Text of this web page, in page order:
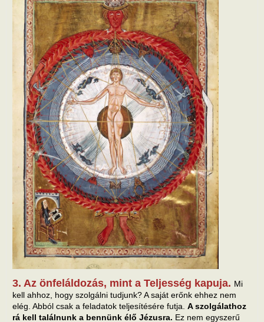
3. Az önfeláldozás, mint a Teljesség kapuja. Mi
kell ahhoz, hogy szolgálni tudjunk? A saját erőnk ehhez nem
elég. Abból csak a feladatok teljesítésére futja. A szolgálathoz
rá kell találnunk a bennünk élő Jézusra. Ez nem egyszerű